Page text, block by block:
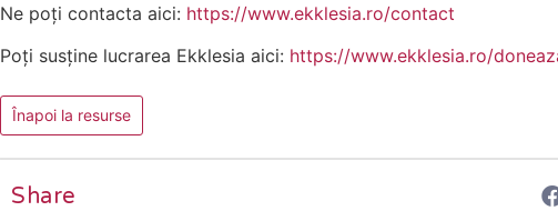
Ne poți contacta aici: https://www.ekklesia.ro/contact
Poți susține lucrarea Ekklesia aici: https://www.ekklesia.ro/
Înapoi la resurse
Share